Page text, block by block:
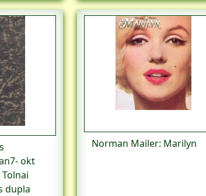
okt
dupla
Norman Mailer: Marilyn